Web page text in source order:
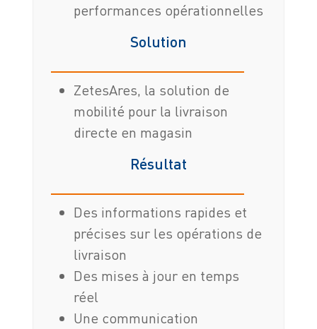
performances opérationnelles
Solution
ZetesAres, la solution de
mobilité pour la livraison
directe en magasin
Résultat
Des informations rapides et
précises sur les opérations de
livraison
Des mises à jour en temps
réel
Une communication